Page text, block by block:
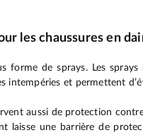
les chaussures en
forme de sprays. Les sprays
intempéries et permettent
aussi de protection
laisse une barrière de